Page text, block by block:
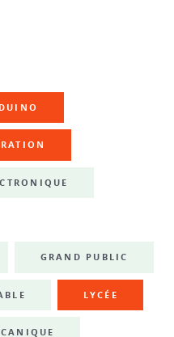
GRAND PUBLIC
LYCÉE